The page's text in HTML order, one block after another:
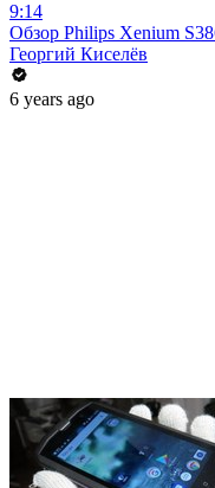
9:14
Обзор Philips Xenium
Георгий Киселёв
6 years ago